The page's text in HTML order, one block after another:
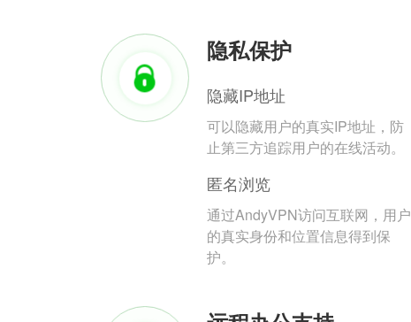
隐私保护
隐藏IP地址
可以隐藏用户的真实IP地址，防
止第三方追踪用户的在线活动。
匿名浏览
通过AndyVPN访问互联网，用户
的真实身份和位置信息得到保
护。